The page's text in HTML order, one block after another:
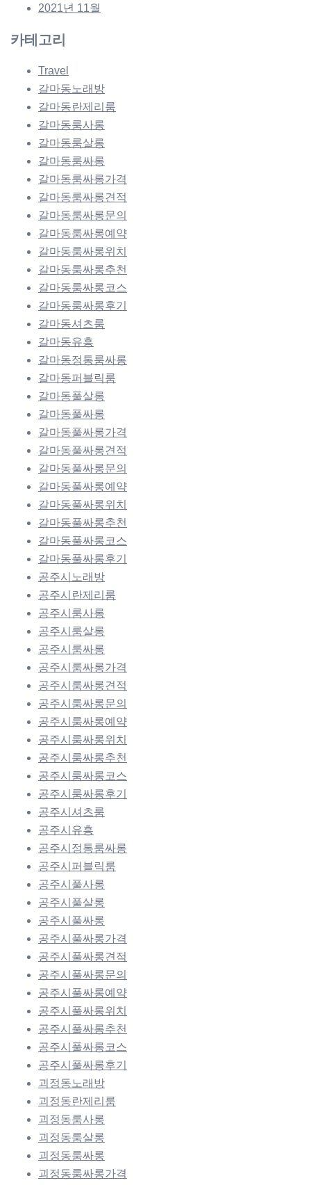
2021년 11월
카테고리
Travel
갈마동노래방
갈마동란제리룸
갈마동룸사롱
갈마동룸살롱
갈마동룸싸롱
갈마동룸싸롱가격
갈마동룸싸롱견적
갈마동룸싸롱문의
갈마동룸싸롱예약
갈마동룸싸롱위치
갈마동룸싸롱추천
갈마동룸싸롱코스
갈마동룸싸롱후기
갈마동셔츠룸
갈마동유흥
갈마동정통룸싸롱
갈마동퍼블릭룸
갈마동풀살롱
갈마동풀싸롱
갈마동풀싸롱가격
갈마동풀싸롱견적
갈마동풀싸롱문의
갈마동풀싸롱예약
갈마동풀싸롱위치
갈마동풀싸롱추천
갈마동풀싸롱코스
갈마동풀싸롱후기
공주시노래방
공주시란제리룸
공주시룸사롱
공주시룸살롱
공주시룸싸롱
공주시룸싸롱가격
공주시룸싸롱견적
공주시룸싸롱문의
공주시룸싸롱예약
공주시룸싸롱위치
공주시룸싸롱추천
공주시룸싸롱코스
공주시룸싸롱후기
공주시셔츠룸
공주시유흥
공주시정통룸싸롱
공주시퍼블릭룸
공주시풀사롱
공주시풀살롱
공주시풀싸롱
공주시풀싸롱가격
공주시풀싸롱견적
공주시풀싸롱문의
공주시풀싸롱예약
공주시풀싸롱위치
공주시풀싸롱추천
공주시풀싸롱코스
공주시풀싸롱후기
괴정동노래방
괴정동란제리룸
괴정동룸사롱
괴정동룸살롱
괴정동룸싸롱
괴정동룸싸롱가격